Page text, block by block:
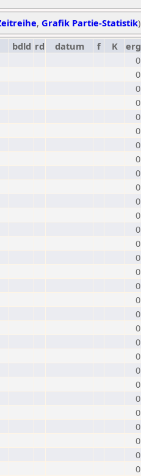
, Grafik Partie-Statistik)
bdld rd datum f K erg
0
0
0
0
0
0
0
0
0
0
0
0
0
0
0
0
0
0
0
0
0
0
0
0
0
0
0
0
0
0